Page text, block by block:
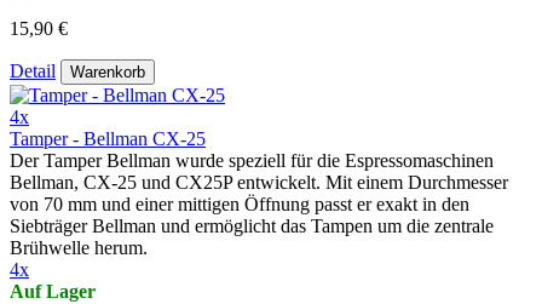
15,90 €
Detail Warenkorb
4x
Tamper - Bellman CX-25
Der Tamper Bellman wurde speziell für die Espressomaschinen
Bellman, CX-25 und CX25P entwickelt. Mit einem Durchmesser
von 70 mm und einer mittigen Öffnung passt er exakt in den
Siebträger Bellman und ermöglicht das Tampen um die zentrale
Brühwelle herum.
4x
Auf Lager